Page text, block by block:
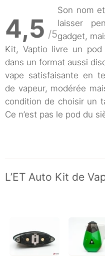
4,5 /5
Son nom
laisser
gadget,
Kit, Vaptio livre un pod
dans un format aussi
vape satisfaisante en
de vapeur, modérée
condition de choisir un
Ce n’est pas le pod du
L’ET Auto Kit de